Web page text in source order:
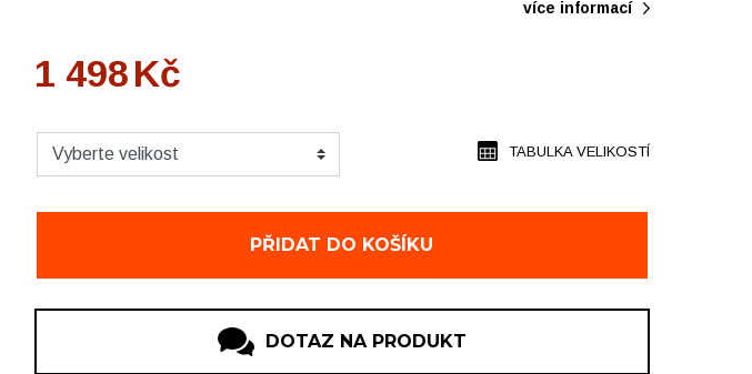
více informací
1 498Kč
PŘIDAT DO KOŠÍKU
TABULKA VELIKOSTÍ
DOTAZ NA PRODUKT